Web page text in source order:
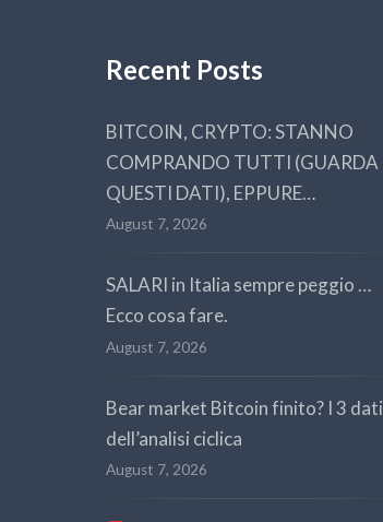
Recent Posts
BITCOIN, CRYPTO: STANNO
COMPRANDO TUTTI (GUARDA
QUESTI DATI), EPPURE…
August 7, 2026
SALARI in Italia sempre peggio …
Ecco cosa fare.
August 7, 2026
Bear market Bitcoin finito? I 3 dati
dell’analisi ciclica
August 7, 2026